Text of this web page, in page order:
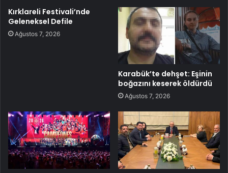
Kırklareli Festivali’nde
Geleneksel Defile
Ağustos 7, 2026
Karabük’te dehşet: Eşinin
boğazını keserek öldürdü
Ağustos 7, 2026